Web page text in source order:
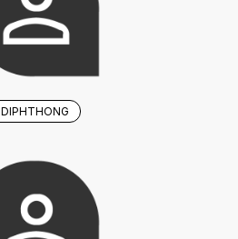
DIPHTHONG